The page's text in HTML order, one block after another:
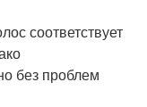
соответствует
без проблем